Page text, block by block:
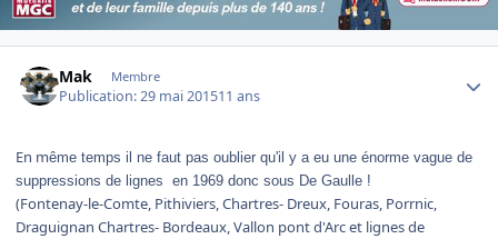
Mak Membre
Publication:29 mai 201511 ans
En même temps il ne faut pas oublier qu'il y a eu une énorme vague de
suppressions de lignes en 1969 donc sous De Gaulle !
(Fontenay-le-Comte, Pithiviers, Chartres- Dreux, Fouras, Porrnic,
Draguignan Chartres- Bordeaux, Vallon pont d'Arc et lignes de